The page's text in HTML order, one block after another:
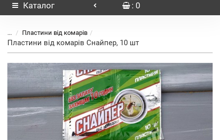
Каталог : 0
... Пластини від комарів
Пластини від комарів Снайпер, 10 шт